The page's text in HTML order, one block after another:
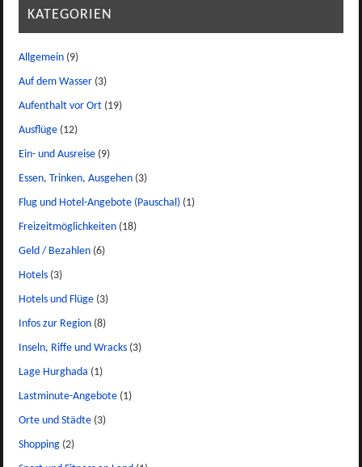
KATEGORIEN
Allgemein (9)
Auf dem Wasser (3)
Aufenthalt vor Ort (19)
Ausflüge (12)
Ein- und Ausreise (9)
Essen, Trinken, Ausgehen (3)
Flug und Hotel-Angebote (Pauschal) (1)
Freizeitmöglichkeiten (18)
Geld / Bezahlen (6)
Hotels (3)
Hotels und Flüge (3)
Infos zur Region (8)
Inseln, Riffe und Wracks (3)
Lage Hurghada (1)
Lastminute-Angebote (1)
Orte und Städte (3)
Shopping (2)